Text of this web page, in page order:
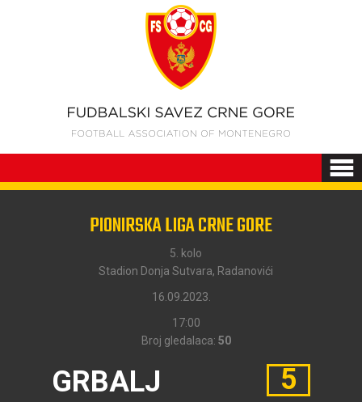
PIONIRSKA LIGA CRNE GORE
5. kolo
Stadion Donja Sutvara, Radanovići
16.09.2023.
17:00
Broj gledalaca: 50
GRBALJ
5